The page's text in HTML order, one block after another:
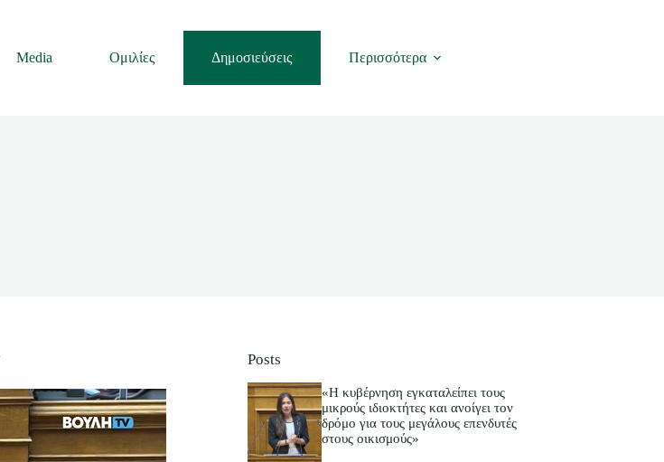
Media Ομιλίες Δημοσιεύσεις Περισσότερα
Posts
«Η κυβέρνηση εγκαταλείπει τους
μικρούς ιδιοκτήτες και ανοίγει τον
δρόμο για τους μεγάλους επενδυτές
στους οικισμούς»